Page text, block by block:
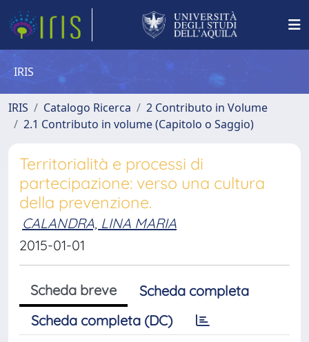
IRIS
IRIS Catalogo Ricerca
2 Contributo in Volume
2.1 Contributo in volume (Capitolo o Saggio)
Territorialità e processi di
partecipazione: verso una cultura
della prevenzione.
CALANDRA, LINA MARIA
2015-01-01
Scheda breve
Scheda completa
Scheda completa (DC)